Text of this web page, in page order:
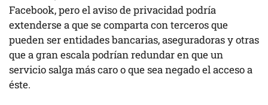
Facebook, pero el aviso de privacidad podría
extenderse a que se comparta con terceros que
pueden ser entidades bancarias, aseguradoras y otras
que a gran escala podrían redundar en que un
servicio salga más caro o que sea negado el acceso a
éste.